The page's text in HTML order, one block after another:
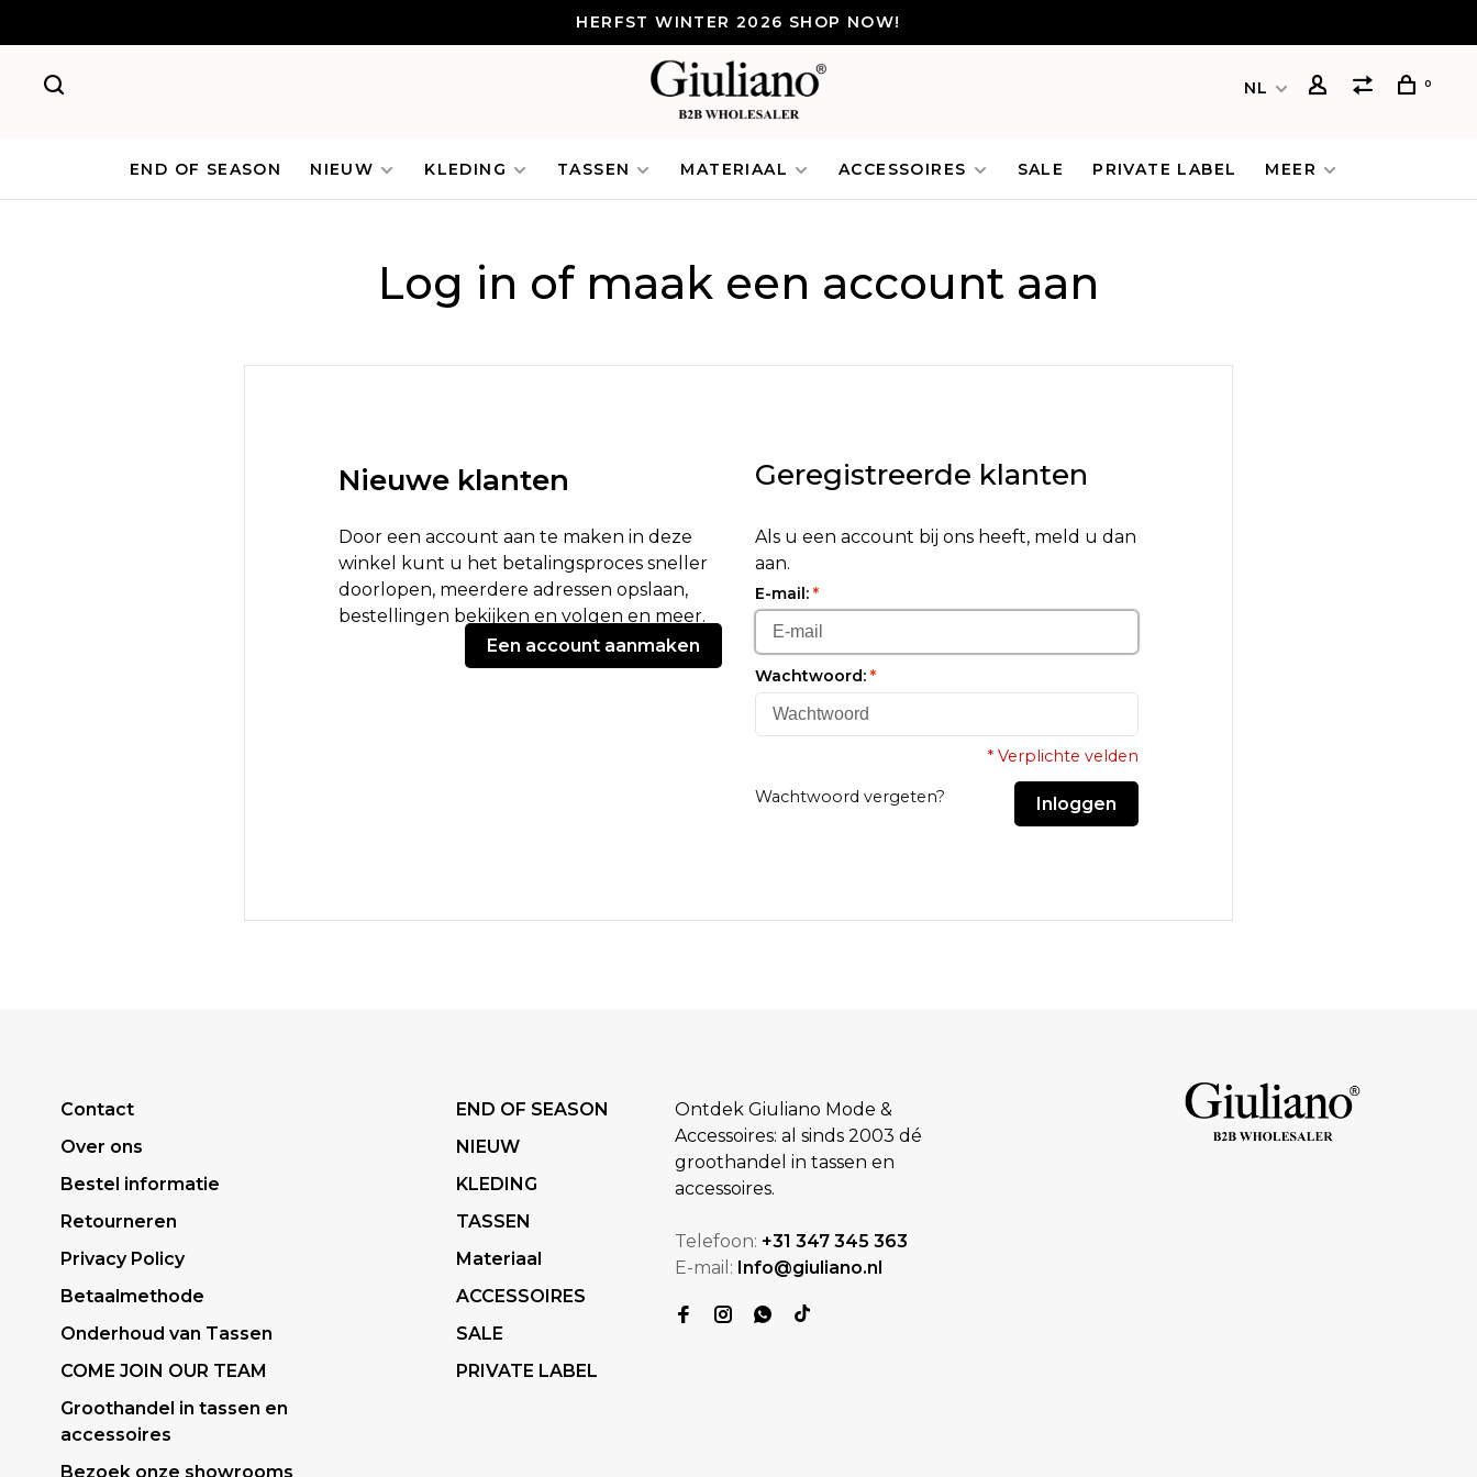
HERFST WINTER 2026 SHOP NOW!
NL 0
END OF SEASON NIEUW KLEDING TASSEN MATERIAAL ACCESSOIRES SALE PRIVATE LABEL MEER
Log in of maak een account aan
Nieuwe klanten
Door een account aan te maken in deze
winkel kunt u het betalingsproces sneller
doorlopen, meerdere adressen opslaan,
bestellingen bekijken en volgen en meer.
Een account aanmaken
Geregistreerde klanten
Als u een account bij ons heeft, meld u dan
aan.
E-mail: *
Wachtwoord: *
* Verplichte velden
Wachtwoord vergeten? Inloggen
Contact
Over ons
Bestel informatie
Retourneren
Privacy Policy
Betaalmethode
Onderhoud van Tassen
COME JOIN OUR TEAM
Groothandel in tassen en
accessoires
Bezoek onze showrooms
END OF SEASON
NIEUW
KLEDING
TASSEN
Materiaal
ACCESSOIRES
SALE
PRIVATE LABEL
Ontdek Giuliano Mode &
Accessoires: al sinds 2003 dé
groothandel in tassen en
accessoires.
Telefoon: +31 347 345 363
E-mail: Info@giuliano.nl